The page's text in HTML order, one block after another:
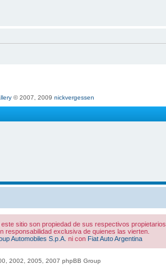
© 2007, 2009 nickvergessen
sitio son propiedad de sus respectivos propietarios.
responsabilidad exclusiva de quienes las vierten.
Automobiles S.p.A. ni con Fiat Auto Argentina
2002, 2005, 2007 phpBB Group